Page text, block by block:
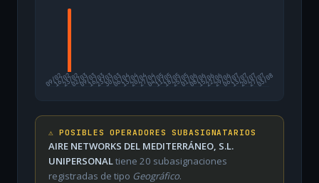
09/02
16/0223/0202/0309/0316/0323/0330/0306/0413/0420/0427/0404/0511/0518/0525/0501/0608/0615/0622/0629/0606/0713/0720/0727/07
03/08
⚠️ POSIBLES OPERADORES SUBASIGNATARIOS
AIRE NETWORKS DEL MEDITERRÁNEO, S.L.
UNIPERSONALtiene 20 subasignaciones
registradas de tipo Geográfico.